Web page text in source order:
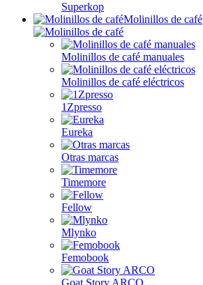
Superkop
Molinillos de café
Molinillos de café manuales
Molinillos de café eléctricos
1Zpresso
Eureka
Otras marcas
Timemore
Fellow
Mlynko
Femobook
Goat Story ARCO